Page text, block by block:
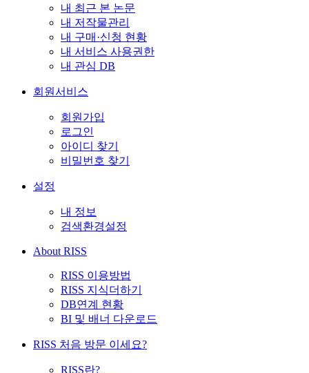
내 최근 본 논문
내 저작물관리
내 구매·신청 현황
내 서비스 사용권한
내 관심 DB
회원서비스
회원가입
로그인
아이디 찾기
비밀번호 찾기
설정
내 정보
검색환경설정
About RISS
RISS 이용방법
RISS 지식더하기
DB연계 현황
BI 및 배너 다운로드
RISS 처음 방문 이세요?
RISS란?